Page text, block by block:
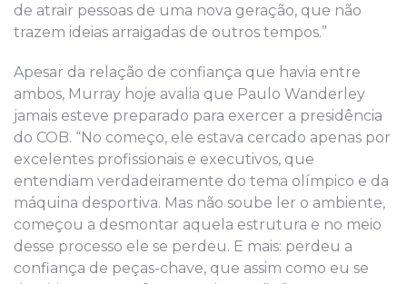
de atrair pessoas de uma nova geração, que não
trazem ideias arraigadas de outros tempos.”
Apesar da relação de confiança que havia entre
ambos, Murray hoje avalia que Paulo Wanderley
jamais esteve preparado para exercer a presidência
do COB. “No começo, ele estava cercado apenas por
excelentes profissionais e executivos, que
entendiam verdadeiramente do tema olímpico e da
máquina desportiva. Mas não soube ler o ambiente,
começou a desmontar aquela estrutura e no meio
desse processo ele se perdeu. E mais: perdeu a
confiança de peças-chave, que assim como eu se